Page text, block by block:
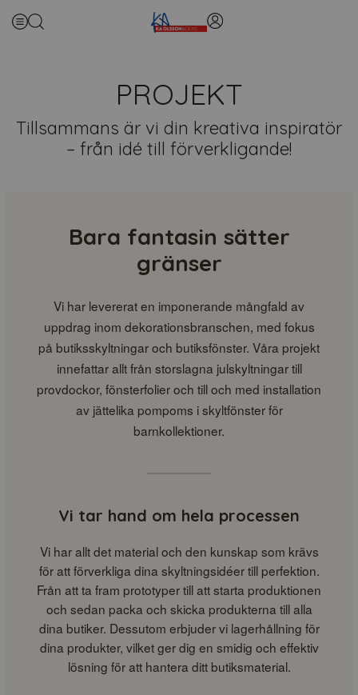
PROJEKT
Tillsammans är vi din kreativa inspiratör
– från idé till förverkligande!
Bara fantasin sätter
gränser
Vi har levererat en imponerande mångfald av
uppdrag inom dekorationsbranschen, med fokus
på butiksskyltningar och butiksfönster. Våra projekt
innefattar allt från storslagna julskyltningar till
provdockor, fönsterfolier och till och med installation
av jättelika pompoms i skyltfönster för
barnkollektioner.
Vi tar hand om hela processen
Vi har allt det material och den kunskap som krävs
för att förverkliga dina skyltningsidéer till perfektion.
Från att ta fram prototyper till att starta produktionen
och sedan packa och skicka produkterna till alla
dina butiker. Dessutom erbjuder vi lagerhållning för
dina produkter, vilket ger dig en smidig och effektiv
lösning för att hantera ditt butiksmaterial.